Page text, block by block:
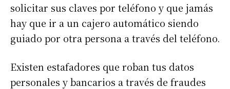
solicitar sus claves por teléfono y que jamás
hay que ir a un cajero automático siendo
guiado por otra persona a través del teléfono.
Existen estafadores que roban tus datos
personales y bancarios a través de fraudes